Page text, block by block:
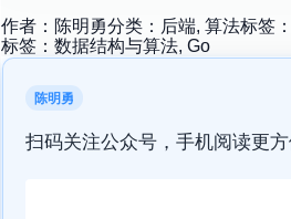
作者： 陈明勇分类： 后端, 算法标签：
标签： 数据结构与算法, Go
陈明勇
扫码关注公众号，手机阅读更